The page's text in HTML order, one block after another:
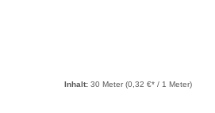
Inhalt: 30 Meter (0,32 €* / 1 Meter)